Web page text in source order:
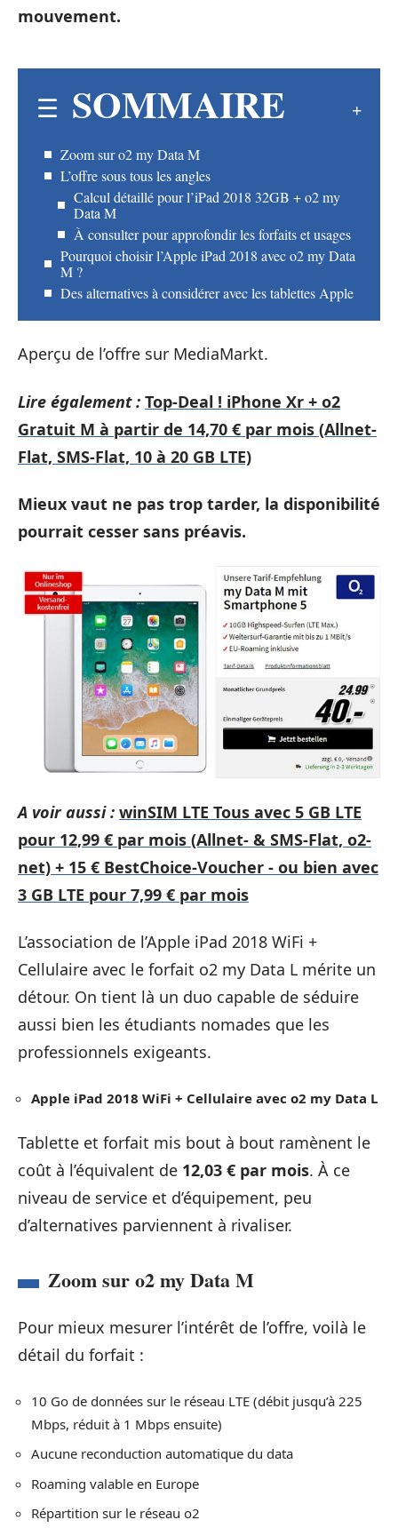
mouvement.
SOMMAIRE
Zoom sur o2 my Data M
L’offre sous tous les angles
Calcul détaillé pour l’iPad 2018 32GB + o2 my
Data M
À consulter pour approfondir les forfaits et usages
Pourquoi choisir l’Apple iPad 2018 avec o2 my Data
M ?
Des alternatives à considérer avec les tablettes Apple
Aperçu de l’offre sur MediaMarkt.
Lire également : Top-Deal ! iPhone Xr + o2
Gratuit M à partir de 14,70 € par mois (Allnet-
Flat, SMS-Flat, 10 à 20 GB LTE)
Mieux vaut ne pas trop tarder, la disponibilité
pourrait cesser sans préavis.
A voir aussi : winSIM LTE Tous avec 5 GB LTE
pour 12,99 € par mois (Allnet- & SMS-Flat, o2-
net) + 15 € BestChoice-Voucher - ou bien avec
3 GB LTE pour 7,99 € par mois
L’association de l’Apple iPad 2018 WiFi +
Cellulaire avec le forfait o2 my Data L mérite un
détour. On tient là un duo capable de séduire
aussi bien les étudiants nomades que les
professionnels exigeants.
Apple iPad 2018 WiFi + Cellulaire avec o2 my Data L
Tablette et forfait mis bout à bout ramènent le
coût à l’équivalent de 12,03 € par mois. À ce
niveau de service et d’équipement, peu
d’alternatives parviennent à rivaliser.
Zoom sur o2 my Data M
Pour mieux mesurer l’intérêt de l’offre, voilà le
détail du forfait :
10 Go de données sur le réseau LTE (débit jusqu’à 225
Mbps, réduit à 1 Mbps ensuite)
Aucune reconduction automatique du data
Roaming valable en Europe
Répartition sur le réseau o2